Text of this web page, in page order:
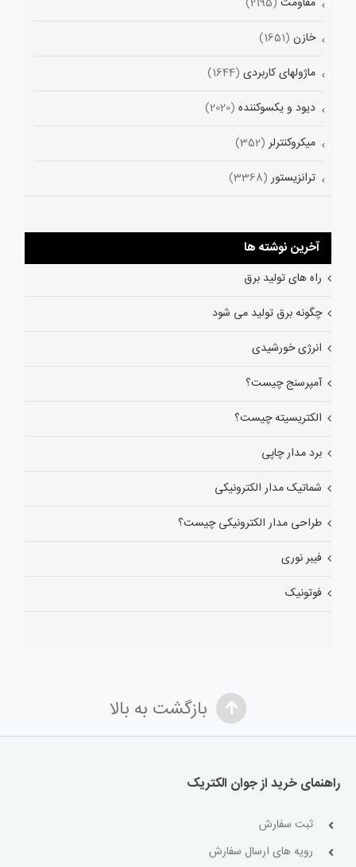
خازن (1651)
ماژولهای کاربردی (1644)
دیود و یکسوکننده (2020)
میکروکنترلر (352)
ترانزیستور (3368)
آخرین نوشته ها
راه های تولید برق
چگونه برق تولید می شود
انرژی خورشیدی
آمپرسنج چیست؟
الکتریسیته چیست؟
برد مدار چاپی
شماتیک مدار الکترونیکی
طراحی مدار الکترونیکی چیست؟
فیبر نوری
فوتونیک
بازگشت به بالا
راهنمای خرید از جوان الکتریک
ثبت سفارش
رویه های ارسال سفارش